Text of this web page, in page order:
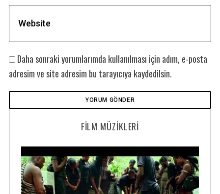
Daha sonraki yorumlarımda kullanılması için adım, e-posta
adresim ve site adresim bu tarayıcıya kaydedilsin.
FILM MÜZIKLERI